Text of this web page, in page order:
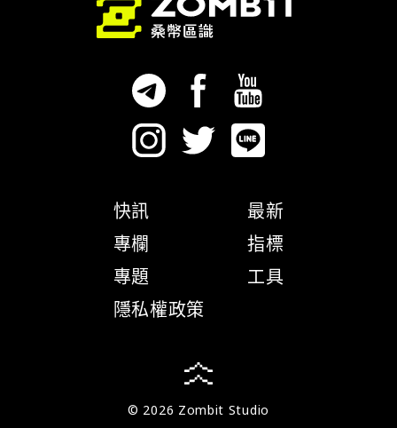
快訊
專欄
專題
隱私權政策
最新
指標
工具
© 2026 Zombit Studio